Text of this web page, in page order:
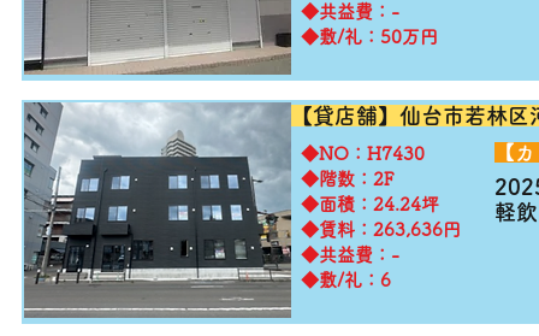
◆共益費：-
◆敷/礼：50万円
【貸店舗】仙台市若林
​◆NO：H7430
◆階数：2F
◆面積：24.24坪
◆賃料：263,636円
◆共益費：-
◆敷/礼：6
軽
【